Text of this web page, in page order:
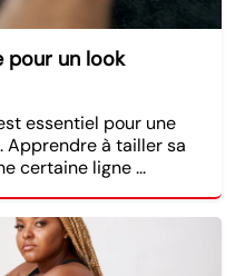
pour un look
essentiel pour une
Apprendre à tailler sa
certaine ligne ...